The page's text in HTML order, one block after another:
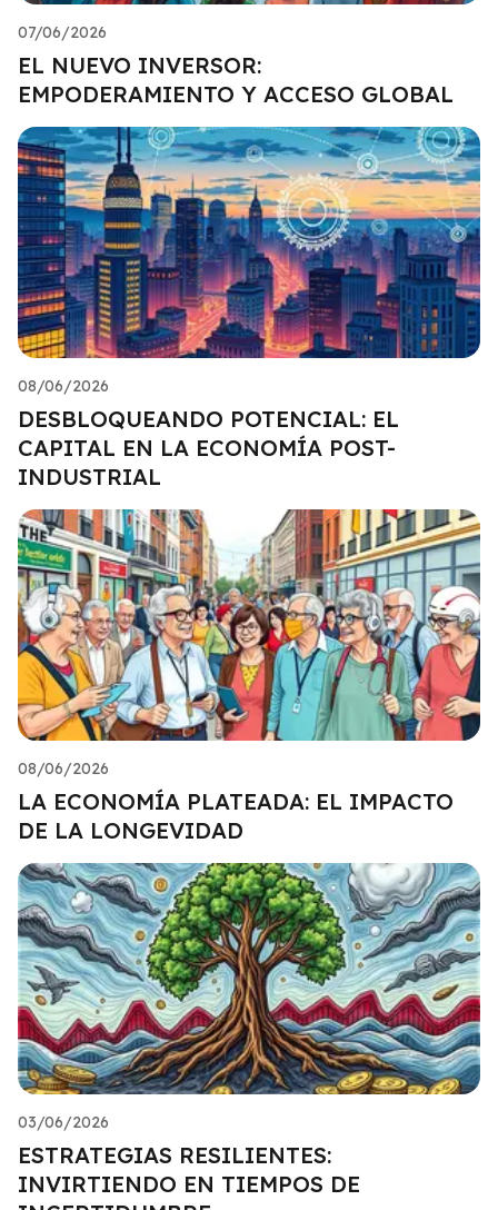
07/06/2026
EL NUEVO INVERSOR:
EMPODERAMIENTO Y ACCESO GLOBAL
08/06/2026
DESBLOQUEANDO POTENCIAL: EL
CAPITAL EN LA ECONOMÍA POST-
INDUSTRIAL
08/06/2026
LA ECONOMÍA PLATEADA: EL IMPACTO
DE LA LONGEVIDAD
03/06/2026
ESTRATEGIAS RESILIENTES:
INVIRTIENDO EN TIEMPOS DE